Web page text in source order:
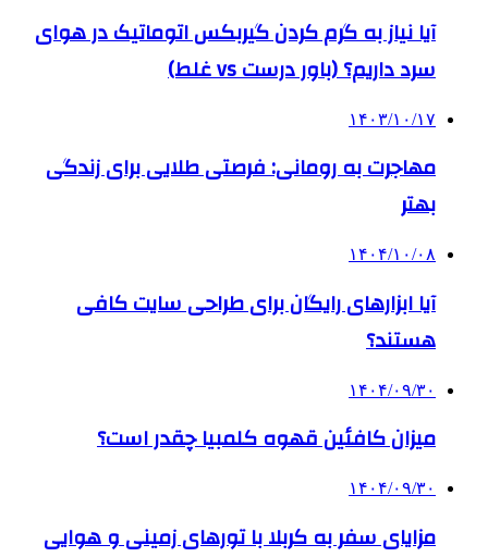
آیا نیاز به گرم کردن گیربکس اتوماتیک در هوای
سرد داریم؟ (باور درست vs غلط)
۱۴۰۳/۱۰/۱۷
مهاجرت به رومانی: فرصتی طلایی برای زندگی
بهتر
۱۴۰۴/۱۰/۰۸
آیا ابزارهای رایگان برای طراحی سایت کافی
هستند؟
۱۴۰۴/۰۹/۳۰
میزان کافئین قهوه کلمبیا چقدر است؟
۱۴۰۴/۰۹/۳۰
مزایای سفر به کربلا با تورهای زمینی و هوایی